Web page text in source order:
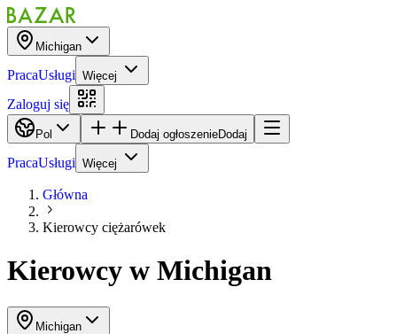
Michigan
PracaUsługi Więcej
Zaloguj się
Pol Dodaj ogłoszenieDodaj
PracaUsługi Więcej
Główna
Kierowcy ciężarówek
Kierowcy w Michigan
Michigan